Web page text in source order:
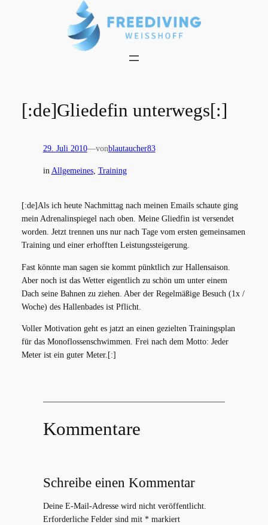
[:de]Gliedefin unterwegs[:]
29. Juli 2010—vonblautaucher83
in Allgemeines, Training
[:de]Als ich heute Nachmittag nach meinen Emails schaute ging
mein Adrenalinspiegel nach oben. Meine Gliedfin ist versendet
worden. Jetzt trennen uns nur nach Tage vom ersten gemeinsamen
Training und einer erhofften Leistungssteigerung.
Fast könnte man sagen sie kommt pünktlich zur Hallensaison.
Aber noch ist das Wetter eigentlich zu schön um unter einem
Dach seine Bahnen zu ziehen. Aber der Regelmäßige Besuch (1x /
Woche) des Hallenbades ist Pflicht.
Voller Motivation geht es jatzt an einen gezielten Trainingsplan
für das Monoflossenschwimmen. Frei nach dem Motto: Jeder
Meter ist ein guter Meter.[:]
Kommentare
Schreibe einen Kommentar
Deine E-Mail-Adresse wird nicht veröffentlicht.
Erforderliche Felder sind mit *markiert